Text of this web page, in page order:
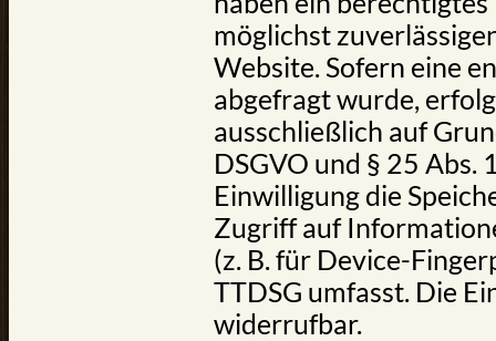
möglichst
Website. Sofern eine
abgefragt wurde,
ausschließlich auf
DSGVO und § 25 Abs.
Einwilligung die
Zugriff auf
(z. B. für Device-
TTDSG umfasst. Die
widerrufbar.